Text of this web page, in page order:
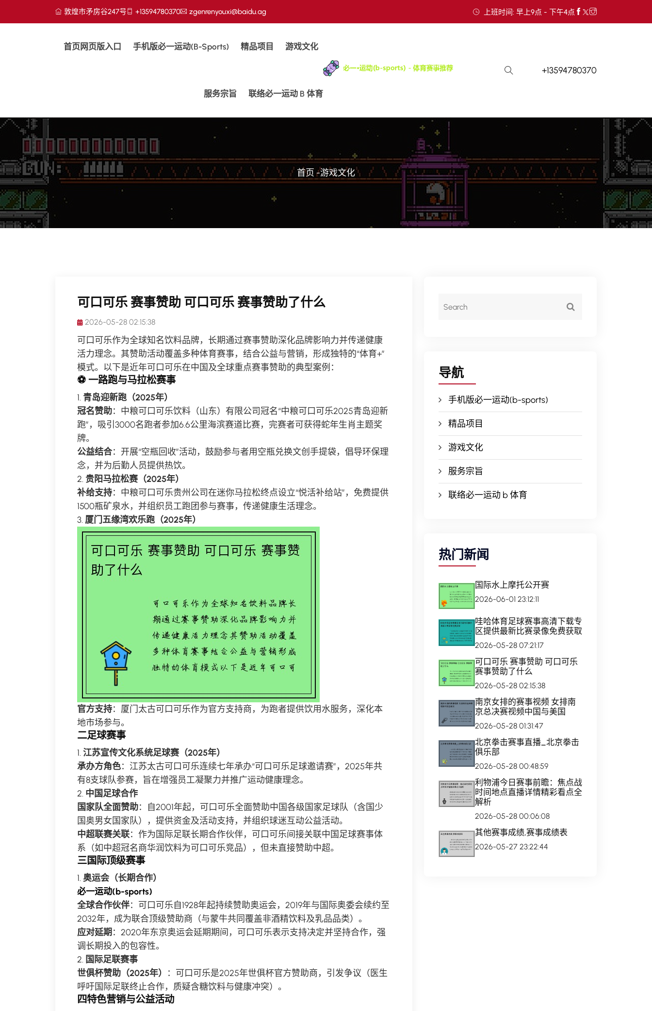
敦煌市矛房谷247号 +13594780370 zgenrenyouxi@baidu.ag 上班时间: 早上9点 - 下午4点
首页网页版入口 手机版必一运动(b-Sports) 精品项目 游戏文化
服务宗旨 联络必一运动 B 体育
+13594780370
首页 -游戏文化
可口可乐 赛事赞助 可口可乐 赛事赞助了什么
2026-05-28 02:15:38
可口可乐作为全球知名饮料品牌，长期通过赛事赞助深化品牌影响力并传递健康
活力理念。其赞助活动覆盖多种体育赛事，结合公益与营销，形成独特的“体育+”
模式。以下是近年可口可乐在中国及全球重点赛事赞助的典型案例：
⚽ 一路跑与马拉松赛事
1. 青岛迎新跑（2025年）
冠名赞助：中粮可口可乐饮料（山东）有限公司冠名“中粮可口可乐2025青岛迎新
跑”，吸引3000名跑者参加6.6公里海滨赛道比赛，完赛者可获得蛇年生肖主题奖
牌。
公益结合：开展“空瓶回收”活动，鼓励参与者用空瓶兑换文创手提袋，倡导环保理
念，并为后勤人员提供热饮。
2. 贵阳马拉松赛（2025年）
补给支持：中粮可口可乐贵州公司在迷你马拉松终点设立“悦活补给站”，免费提供
1500瓶矿泉水，并组织员工跑团参与赛事，传递健康生活理念。
3. 厦门五缘湾欢乐跑（2025年）
官方支持：厦门太古可口可乐作为官方支持商，为跑者提供饮用水服务，深化本
地市场参与。
二足球赛事
1. 江苏宣传文化系统足球赛（2025年）
承办方角色：江苏太古可口可乐连续七年承办“可口可乐足球邀请赛”，2025年共
有8支球队参赛，旨在增强员工凝聚力并推广运动健康理念。
2. 中国足球合作
国家队全面赞助：自2001年起，可口可乐全面赞助中国各级国家足球队（含国少
国奥男女国家队），提供资金及活动支持，并组织球迷互动公益活动。
中超联赛关联：作为国际足联长期合作伙伴，可口可乐间接关联中国足球赛事体
系（如中超冠名商华润饮料为可口可乐竞品），但未直接赞助中超。
三国际顶级赛事
1. 奥运会（长期合作）
必一运动(b-sports)
全球合作伙伴：可口可乐自1928年起持续赞助奥运会，2019年与国际奥委会续约至
2032年，成为联合顶级赞助商（与蒙牛共同覆盖非酒精饮料及乳品品类）。
应对延期 ：2020年东京奥运会延期期间，可口可乐表示支持决定并坚持合作，强
调长期投入的包容性。
2. 国际足联赛事
世俱杯赞助（2025年）
：可口可乐是2025年世俱杯官方赞助商，引发争议（医生
呼吁国际足联终止合作，质疑含糖饮料与健康冲突）。
四特色营销与公益活动
导航
手机版必一运动(b-sports)
精品项目
游戏文化
服务宗旨
联络必一运动 b 体育
热门新闻
国际水上摩托公开赛
2026-06-01 23:12:11
哇哈体育足球赛事高清下载专
区提供最新比赛录像免费获取
2026-05-28 07:21:17
可口可乐 赛事赞助 可口可乐
赛事赞助了什么
2026-05-28 02:15:38
南京女排的赛事视频 女排南
京总决赛视频中国与美国
2026-05-28 01:31:47
北京拳击赛事直播_北京拳击
俱乐部
2026-05-28 00:48:59
利物浦今日赛事前瞻：焦点战
时间地点直播详情精彩看点全
解析
2026-05-28 00:06:08
其他赛事成绩,赛事成绩表
2026-05-27 23:22:44